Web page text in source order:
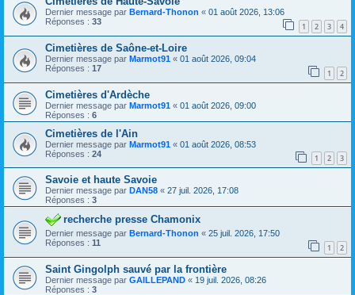
Dernier message par Bernard-Thonon « 01 août 2026, 13:06
Réponses : 33 1 2 3 4
Cimetières de Saône-et-Loire
Dernier message par Marmot91 « 01 août 2026, 09:04
Réponses : 17 1 2
Cimetières d'Ardèche
Dernier message par Marmot91 « 01 août 2026, 09:00
Réponses : 6
Cimetières de l'Ain
Dernier message par Marmot91 « 01 août 2026, 08:53
Réponses : 24 1 2 3
Savoie et haute Savoie
Dernier message par DAN58 « 27 juil. 2026, 17:08
Réponses : 3
recherche presse Chamonix
Dernier message par Bernard-Thonon « 25 juil. 2026, 17:50
Réponses : 11 1 2
Saint Gingolph sauvé par la frontière
Dernier message par GAILLEPAND « 19 juil. 2026, 08:26
Réponses : 3